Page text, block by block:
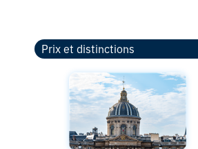
Prix et distinctions